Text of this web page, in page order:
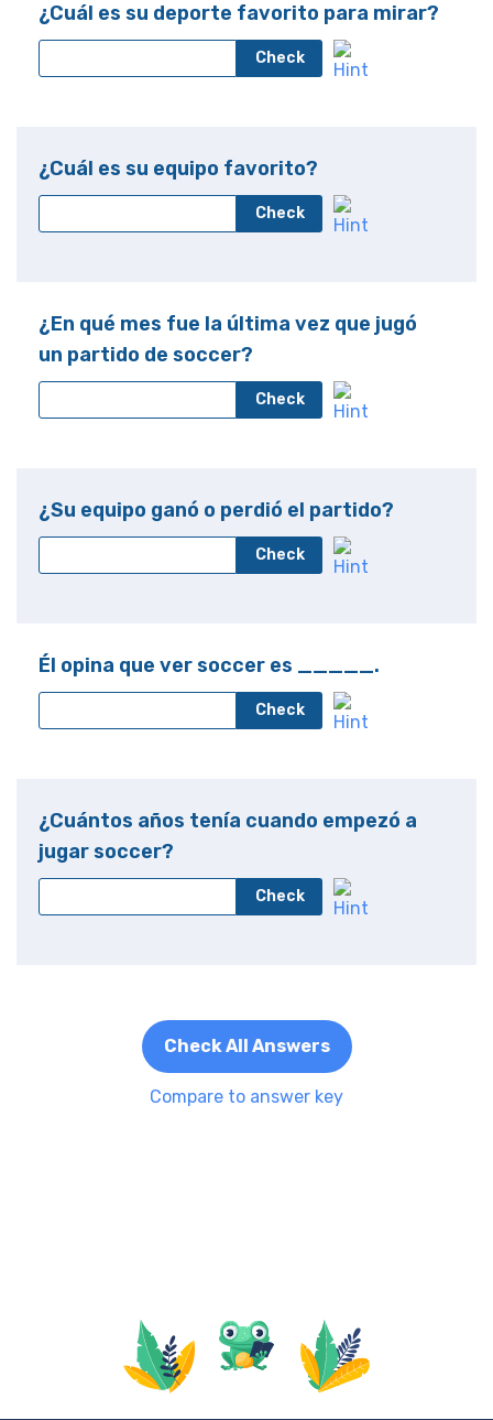
¿Cuál es su deporte favorito para mirar?
Check
¿Cuál es su equipo favorito?
Check
¿En qué mes fue la última vez que jugó
un partido de soccer?
Check
¿Su equipo ganó o perdió el partido?
Check
Él opina que ver soccer es _____.
Check
¿Cuántos años tenía cuando empezó a
jugar soccer?
Check
Check All Answers
Compare to answer key